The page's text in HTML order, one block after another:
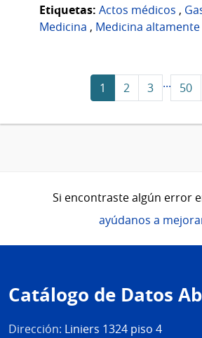
Etiquetas: Actos médicos ,
Medicina , Medicina
1 2 3 ... 50
Si encontraste algún error
ayúdanos a
de
página
Catálogo de Datos
Dirección: Liniers 1324 piso 4